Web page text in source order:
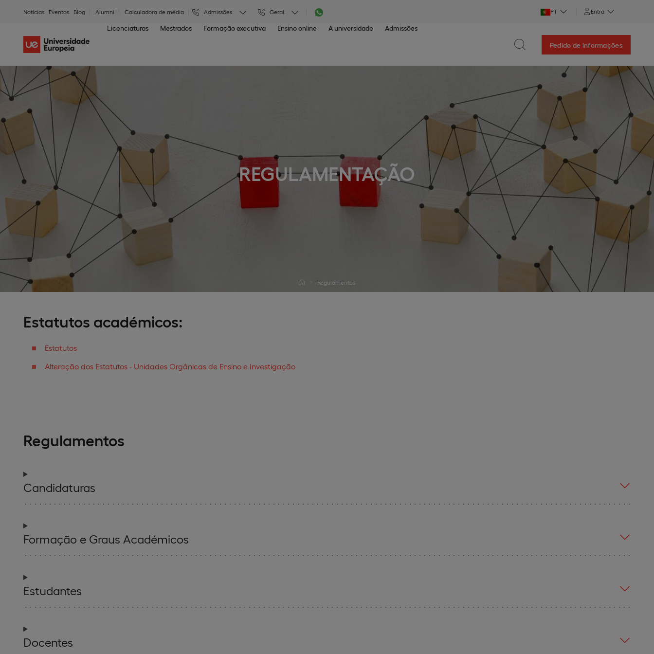
Notícias Eventos Blog Alumni Calculadora de média Admissões: Geral: PT Entra
Licenciaturas Mestrados Formação executiva Ensino online A universidade Admissões
Pedido de informações
REGULAMENTAÇÃO
Regulamentos
Estatutos académicos:
Estatutos
Alteração dos Estatutos - Unidades Orgânicas de Ensino e Investigação
Regulamentos
Candidaturas
Formação e Graus Académicos
Estudantes
Docentes